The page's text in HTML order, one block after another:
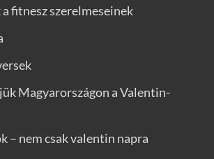
fitnesz szerelmeseinek
Magyarországon a Valentin-
– nem csak valentin napra